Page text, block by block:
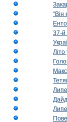
37-й
Літо